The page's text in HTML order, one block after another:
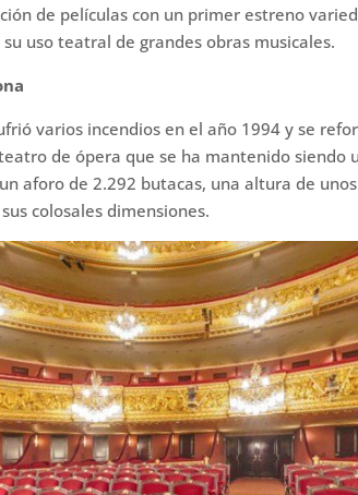
de películas con un primer estreno
uso teatral de grandes obras musicales.
varios incendios en el año 1994 y se
de ópera que se ha mantenido siendo
aforo de 2.292 butacas, una altura de
colosales dimensiones.